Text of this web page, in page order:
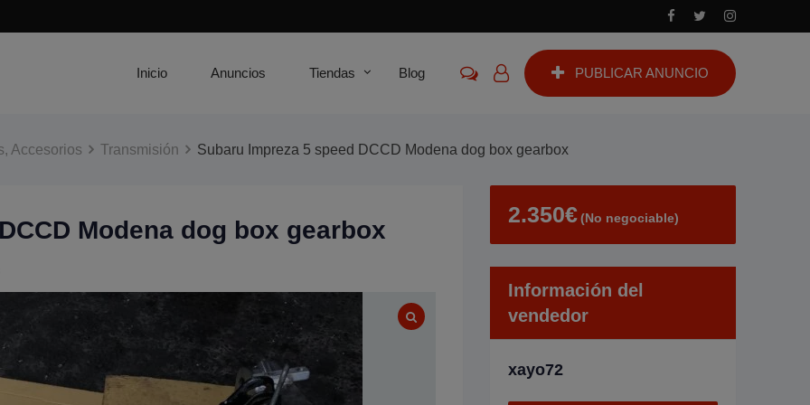
PUBLICAR ANUNCIO
Inicio Anuncios Tiendas Blog
Accesorios Transmisión Subaru Impreza 5 speed DCCD Modena dog box gearbox
Modena dog box gearbox
2.350€ (No negociable)
Información del
vendedor
xayo72